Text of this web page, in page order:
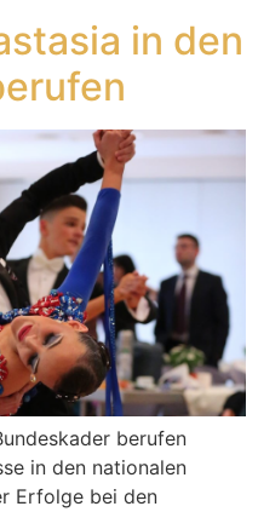
in den
berufen
in den nationalen
Erfolge bei den